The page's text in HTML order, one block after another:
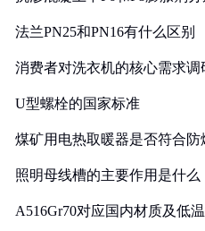
法兰PN25和PN16有什么区别
消费者对洗衣机的核心需求调
U型螺栓的国家标准
煤矿用电热取暖器是否符合
照明母线槽的主要作用是什么
A516Gr70对应国内材质及低